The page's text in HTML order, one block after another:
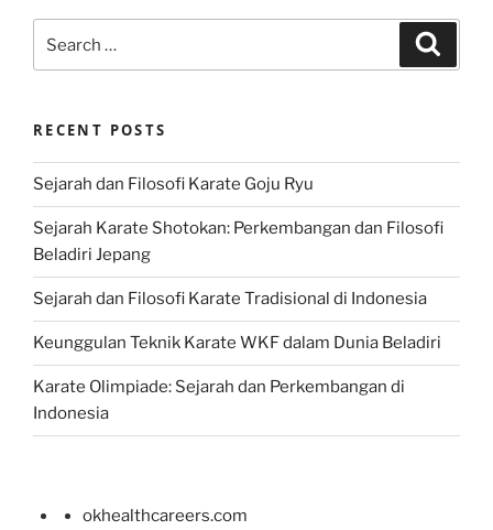
for:
RECENT POSTS
Sejarah dan Filosofi Karate Goju Ryu
Sejarah Karate Shotokan: Perkembangan dan Filosofi
Beladiri Jepang
Sejarah dan Filosofi Karate Tradisional di Indonesia
Keunggulan Teknik Karate WKF dalam Dunia Beladiri
Karate Olimpiade: Sejarah dan Perkembangan di
Indonesia
okhealthcareers.com